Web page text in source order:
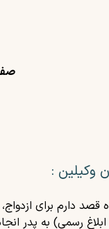
وکیلین :
قصد دارم برای
رسمی) به پدر